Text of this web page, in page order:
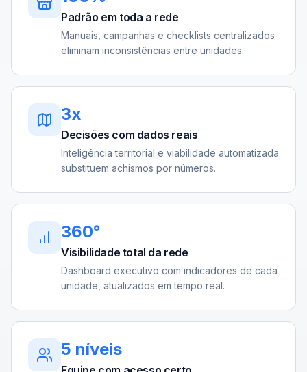
Padrão em toda a rede
Manuais, campanhas e checklists centralizados
eliminam inconsistências entre unidades.
3x
Decisões com dados reais
Inteligência territorial e viabilidade automatizada
substituem achismos por números.
360°
Visibilidade total da rede
Dashboard executivo com indicadores de cada
unidade, atualizados em tempo real.
5 níveis